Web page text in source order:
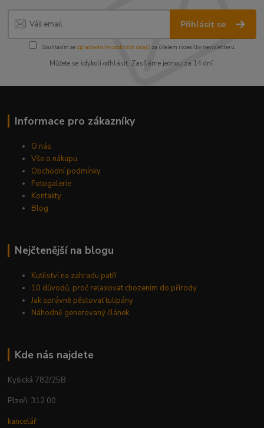
Přihlásit se
Souhlasím se zpracováním osobních údajůza účelem rozesílky newsletteru.
Můžete se kdykoli odhlásit. Zasíláme jednou za 14 dní.
Informace pro zákazníky
O nás
Vše o nákupu
Obchodní podmínky
Fotogalerie
Kontakty
Blog
Nejčtenější na blogu
Kutilství na zahradu patří
10 důvodů, proč relaxovat chozením do přírody
Jak správně pěstovat tulipány
Náhodně generovaný článek
Kde nás najdete
Kyšická 782/25B
Plzeň, 312 00
kancelář